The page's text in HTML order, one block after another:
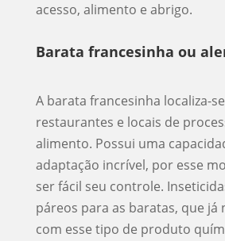
acesso, alimento e abrigo.
Barata francesinha ou
A barata francesinha localiza-
restaurantes e locais de
alimento. Possui uma
adaptação incrível, por esse
ser fácil seu controle.
páreos para as baratas, que já
com esse tipo de produto